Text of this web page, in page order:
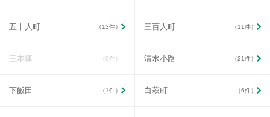
五十人町 （13件） 三百人町 （11件）
三本塚 （0件） 清水小路 （21件）
下飯田 （1件） 白萩町 （6件）